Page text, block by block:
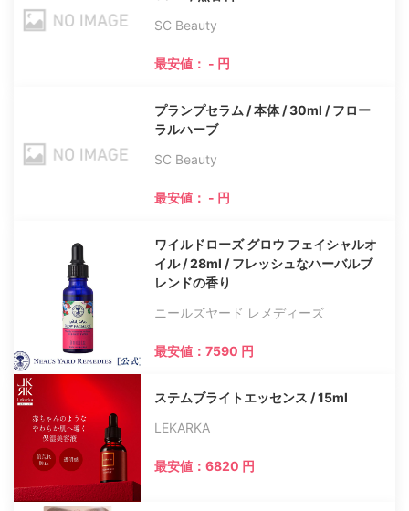
SC Beauty
最安値： - 円
プランプセラム / 本体 / 30ml / フロー
ラルハーブ
SC Beauty
最安値： - 円
ワイルドローズ グロウ フェイシャルオ
イル / 28ml / フレッシュなハーバルブ
レンドの香り
ニールズヤード レメディーズ
最安値：7590 円
ステムブライトエッセンス / 15ml
LEKARKA
最安値：6820 円